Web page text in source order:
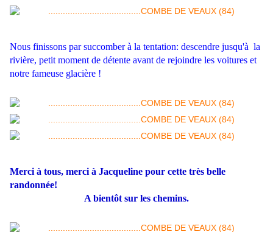
Nous finissons par succomber à la tentation: descendre jusqu'à la
rivière, petit moment de détente avant de rejoindre les voitures et
notre fameuse glacière !
Merci à tous, merci à Jacqueline pour cette très belle
randonnée!
A bientôt sur les chemins.